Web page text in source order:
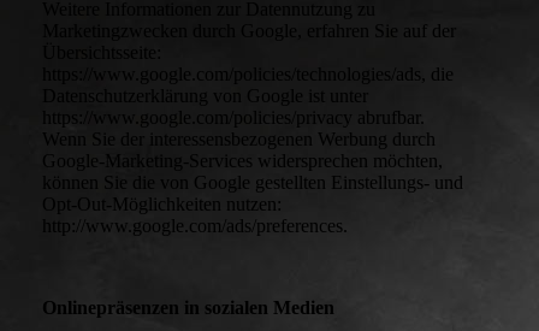
Marketingzwecken durch Google, erfahren Sie auf der
Übersichtsseite:
https://www.google.com/policies/technologies/ads, die
Datenschutzerklärung von Google ist unter
https://www.google.com/policies/privacy abrufbar.
Wenn Sie der interessensbezogenen Werbung durch
Google-Marketing-Services widersprechen möchten,
können Sie die von Google gestellten Einstellungs- und
Opt-Out-Möglichkeiten nutzen:
http://www.google.com/ads/preferences.
Onlinepräsenzen in sozialen Medien